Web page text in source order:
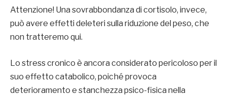
Attenzione! Una sovrabbondanza di cortisolo, invece,
può avere effetti deleteri sulla riduzione del peso, che
non tratteremo qui.
Lo stress cronico è ancora considerato pericoloso per il
suo effetto catabolico, poiché provoca
deterioramento e stanchezza psico-fisica nella